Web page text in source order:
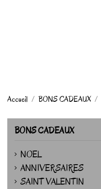
Accueil BONS CADEAUX
BONS CADEAUX
NOEL
ANNIVERSAIRES
SAINT VALENTIN